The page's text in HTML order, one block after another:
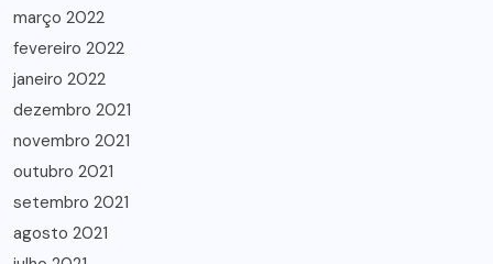
março 2022
fevereiro 2022
janeiro 2022
dezembro 2021
novembro 2021
outubro 2021
setembro 2021
agosto 2021